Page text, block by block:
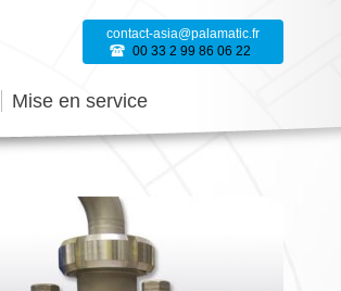
Mise en service
contact-asia@palamatic.fr
00 33 2 99 86 06 22